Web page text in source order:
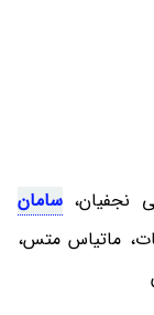
نجفیان، سامان
ماتیاس متس،